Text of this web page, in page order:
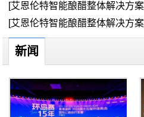
[艾恩伦特智能酿醋整体解决方
[艾恩伦特智能酿醋整体解决方
新闻